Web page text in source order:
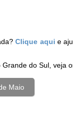
Clique aqui e
do Sul, veja
Maio